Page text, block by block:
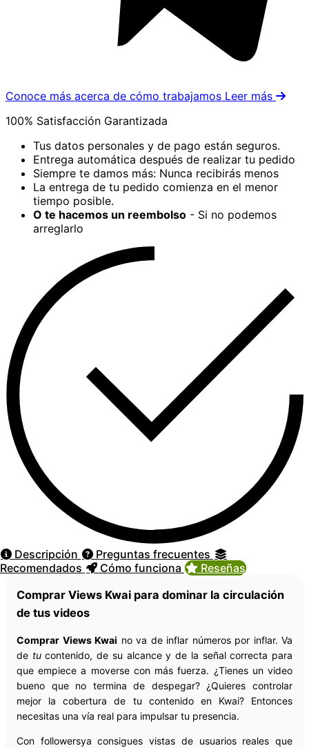
Conoce más acerca de cómo trabajamos Leer más
100% Satisfacción Garantizada
Tus datos personales y de pago están seguros.
Entrega automática después de realizar tu pedido
Siempre te damos más: Nunca recibirás menos
La entrega de tu pedido comienza en el menor
tiempo posible.
O te hacemos un reembolso - Si no podemos
arreglarlo
Descripción
Preguntas frecuentes
Recomendados
Cómo funciona
Reseñas
Comprar Views Kwai para dominar la circulación
de tus videos
Comprar Views Kwai no va de inflar números por inflar. Va
de tucontenido, de su alcance y de la señal correcta para
que empiece a moverse con más fuerza. ¿Tienes un video
bueno que no termina de despegar? ¿Quieres controlar
mejor la cobertura de tu contenido en Kwai? Entonces
necesitas una vía real para impulsar tu presencia.
Con followersya consigues vistas de usuarios reales que